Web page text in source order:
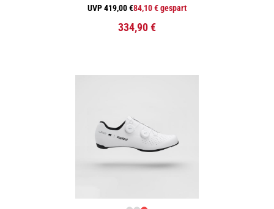
UVP 419,00 €84,10 € gespart
334,90 €